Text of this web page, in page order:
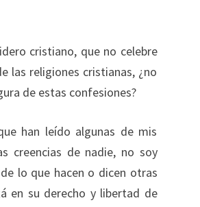
cristiano, que no celebre
las religiones cristianas, ¿no
de estas confesiones?
han leído algunas de mis
creencias de nadie, no soy
lo que hacen o dicen otras
en su derecho y libertad de